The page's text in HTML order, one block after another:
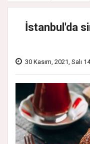
İstanbul'da
30 Kasım, 2021, Salı